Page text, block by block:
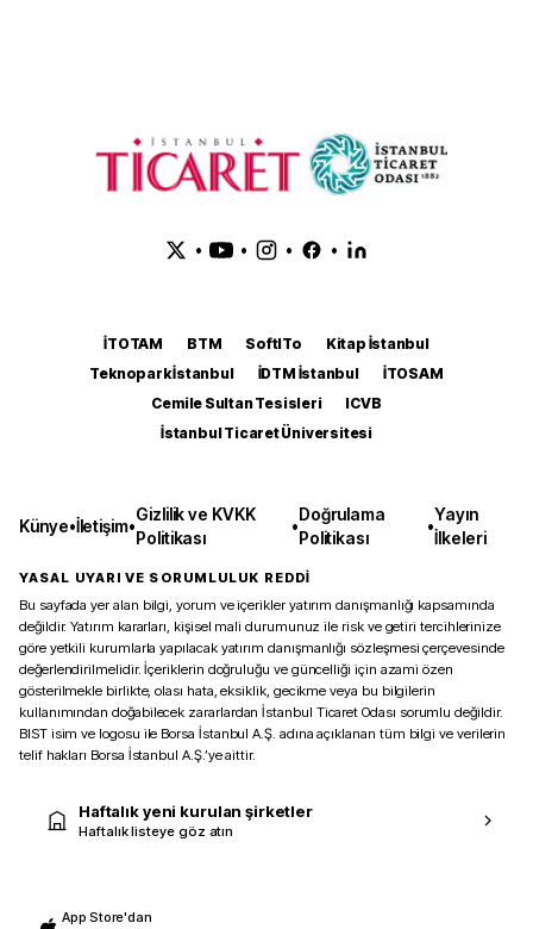
• • • •
İTOTAM BTM SoftITo
Kitap İstanbul
Teknopark İstanbul
İDTM İstanbul
İTOSAM
Cemile Sultan Tesisleri
ICVB
İstanbul Ticaret Üniversitesi
Künye•İletişim•
Gizlilik ve KVKK
Politikası
•
Doğrulama
Politikası
•
Yayın
İlkeleri
YASAL UYARI VE SORUMLULUK REDDİ
Bu sayfada yer alan bilgi, yorum ve içerikler yatırım danışmanlığı kapsamında
değildir. Yatırım kararları, kişisel mali durumunuz ile risk ve getiri tercihlerinize
göre yetkili kurumlarla yapılacak yatırım danışmanlığı sözleşmesi çerçevesinde
değerlendirilmelidir. İçeriklerin doğruluğu ve güncelliği için azami özen
gösterilmekle birlikte, olası hata, eksiklik, gecikme veya bu bilgilerin
kullanımından doğabilecek zararlardan İstanbul Ticaret Odası sorumlu değildir.
BIST isim ve logosu ile Borsa İstanbul A.Ş. adına açıklanan tüm bilgi ve verilerin
telif hakları Borsa İstanbul A.Ş.’ye aittir.
Haftalık yeni kurulan şirketler
Haftalık listeye göz atın
App Store'dan